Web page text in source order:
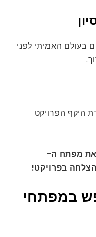
בעולם האמיתי לפני
היקף הפרויקט
את מפתח ה-
במפתחי